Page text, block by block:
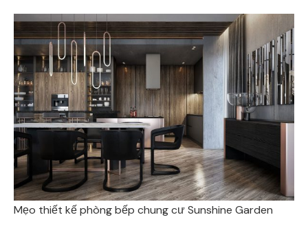
Mẹo thiết kế phòng bếp chung cư Sunshine Garden